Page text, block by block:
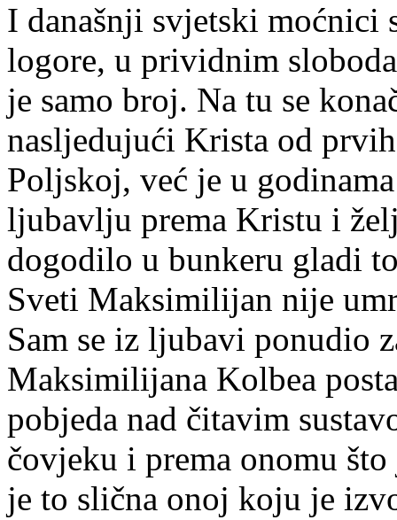
I današnji svjetski moćnici
logore, u prividnim
je samo broj. Na tu se
nasljedujući Krista od
Poljskoj, već je u
ljubavlju prema Kristu i
dogodilo u bunkeru gladi
Sveti Maksimilijan nije
Sam se iz ljubavi ponudio
Maksimilijana Kolbea
pobjeda nad čitavim
čovjeku i prema onomu
je to slična onoj koju je